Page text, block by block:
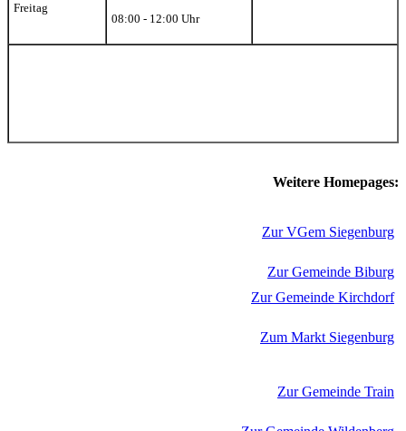
Freitag
08:00 - 12:00 Uhr
Weitere Homepages:
Zur VGem Siegenburg
Zur Gemeinde Biburg
Zur Gemeinde Kirchdorf
Zum Markt Siegenburg
Zur Gemeinde Train